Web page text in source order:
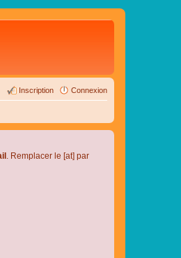
Connexion
Inscription
. Remplacer le [at] par